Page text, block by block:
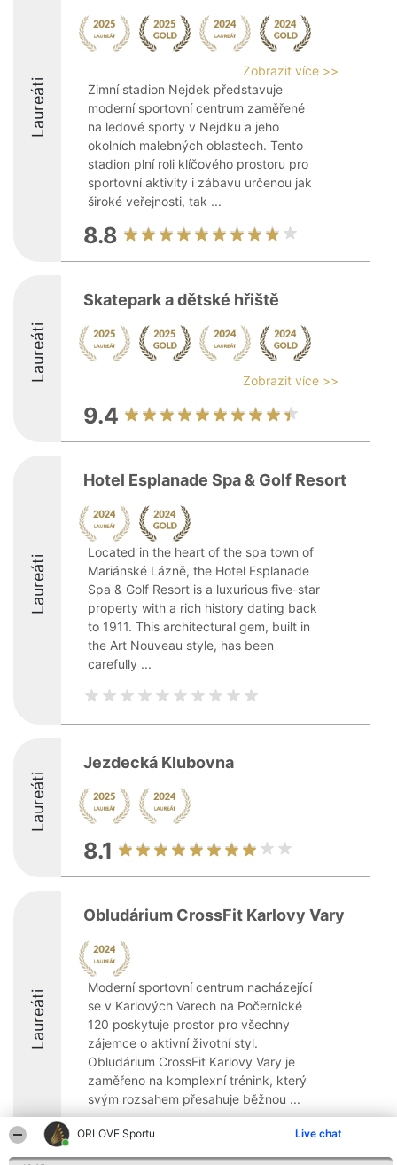
ORLOVE Sportu Live chat
Laureáti
Zobrazit více >>
Zimní stadion Nejdek představuje
moderní sportovní centrum zaměřené
na ledové sporty v Nejdku a jeho
okolních malebných oblastech. Tento
stadion plní roli klíčového prostoru pro
sportovní aktivity i zábavu určenou jak
široké veřejnosti, tak ...
8.8
Laureáti
Skatepark a dětské hřiště
Zobrazit více >>
9.4
Laureáti
Hotel Esplanade Spa & Golf Resort
Located in the heart of the spa town of
Mariánské Lázně, the Hotel Esplanade
Spa & Golf Resort is a luxurious five-star
property with a rich history dating back
to 1911. This architectural gem, built in
the Art Nouveau style, has been
carefully ...
Laureáti
Jezdecká Klubovna
8.1
Laureáti
Obludárium CrossFit Karlovy Vary
Moderní sportovní centrum nacházející
se v Karlových Varech na Počernické
120 poskytuje prostor pro všechny
zájemce o aktivní životní styl.
Obludárium CrossFit Karlovy Vary je
zaměřeno na komplexní trénink, který
svým rozsahem přesahuje běžnou ...